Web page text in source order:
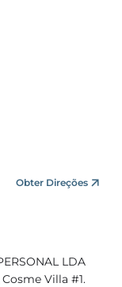
Obter Direções
LDA
Villa #1.